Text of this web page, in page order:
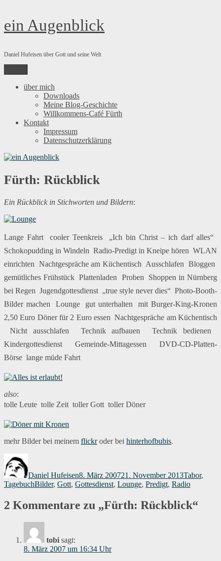
Zum
Inhalt
ein Augenblick
Daniel Hufeisen über Gott und seine Welt
über mich
Downloads
Meine Blog-Geschichte
Willkommens-Café Fürth
Kontakt
Impressum
Datenschutzerklärung
Fürth: Rückblick
Ein Rückblick in Stichworten und Bildern:
Lange Fahrt  cooler Teenkreis  „Ich bin Christ – ich darf alles“ 
Schokopudding in Windeln  Radio-Predigt in Kneipe hören  WLAN
einrichten  Nachtgespräche am Küchentisch  Ausschlafen  Bloggen 
gemütliches Frühstück  Plattenladen  Proben  Shoppen in Nürnberg
bei Regen  Jugendgottesdienst  „true style never dies“  Photo-Booth-
Bilder machen  Lounge  gut unterhalten  mit Burger-King-Kronen
2,50 Euro Döner für 2 Euro essen  Nachtgespräche am Küchentisch
 Nicht ausschlafen  Technik aufbauen  Technik bedienen 
Kindergottesdienst  Gemeinde-Mittagessen  DVD-CD-Platten-
Börse  lange müde Fahrt
also:
tolle Leute  tolle Zeit  toller Gott  toller Döner
mehr Bilder bei meinem flickroder bei hinterhofbubis.
Daniel Hufeisen8. März 200721. November 2013Tabor,
TagebuchSchlagwörter
Bilder, Gott, Gottesdienst, Lounge, Predigt, Radio
2 Kommentare zu „Fürth: Rückblick“
tobi sagt:
8. März 2007 um 16:34 Uhr